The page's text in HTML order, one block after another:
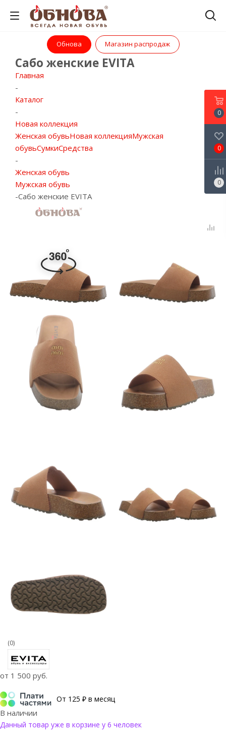
Обнова Магазин распродаж
Сабо женские EVITA
Главная
-
Каталог
-
Новая коллекция
Женская обувьНовая коллекцияМужская
обувьСумкиСредства
-
Женская обувь
Мужская обувь
-Сабо женские EVITA
(0)
от 1 500 руб.
От 125 ₽ в месяц
В наличии
Данный товар уже в корзине у 6 человек
0
0
0